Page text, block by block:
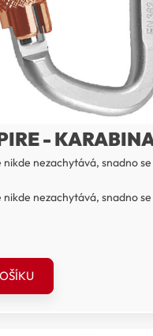
-
nikde nezachytává, snadno
nikde nezachytává, snadno